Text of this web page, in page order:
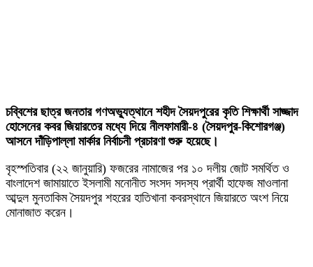
চব্বিশের ছাত্র জনতার গণঅভ্যুত্থানে শহীদ সৈয়দপুরের কৃতি শিক্ষার্থী সাজ্জাদ
হোসেনের কবর জিয়ারতের মধ্যে দিয়ে নীলফামারী-৪ (সৈয়দপুর-কিশোরগঞ্জ)
আসনে দাঁড়িপাল্লা মার্কার নির্বাচনী প্রচারণা শুরু হয়েছে।
বৃহস্পতিবার (২২ জানুয়ারি) ফজরের নামাজের পর ১০ দলীয় জোট সমর্থিত ও
বাংলাদেশ জামায়াতে ইসলামী মনোনীত সংসদ সদস্য প্রার্থী হাফেজ মাওলানা
আব্দুল মুনতাকিম সৈয়দপুর শহরের হাতিখানা কবরস্থানে জিয়ারতে অংশ নিয়ে
মোনাজাত করেন।